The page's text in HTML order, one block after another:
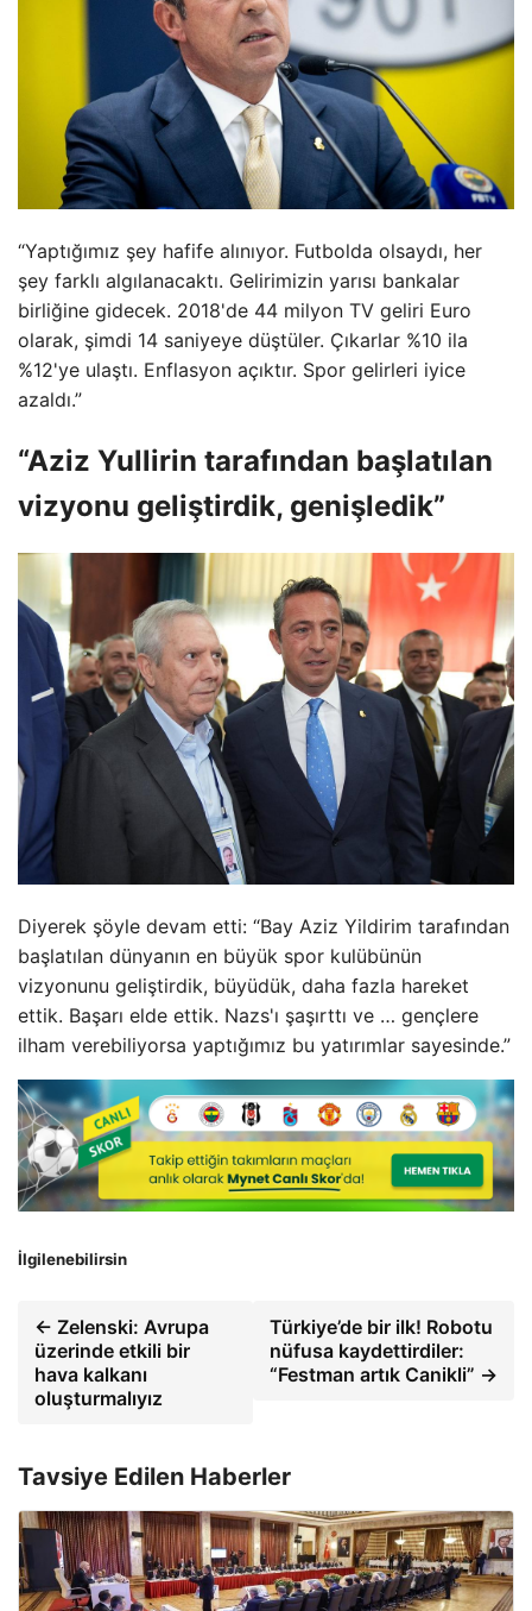
“Yaptığımız şey hafife alınıyor. Futbolda olsaydı, her
şey farklı algılanacaktı. Gelirimizin yarısı bankalar
birliğine gidecek. 2018'de 44 milyon TV geliri Euro
olarak, şimdi 14 saniyeye düştüler. Çıkarlar %10 ila
%12'ye ulaştı. Enflasyon açıktır. Spor gelirleri iyice
azaldı.”
“Aziz Yullirin tarafından başlatılan
vizyonu geliştirdik, genişledik”
Diyerek şöyle devam etti: “Bay Aziz Yildirim tarafından
başlatılan dünyanın en büyük spor kulübünün
vizyonunu geliştirdik, büyüdük, daha fazla hareket
ettik. Başarı elde ettik. Nazs'ı şaşırttı ve … gençlere
ilham verebiliyorsa yaptığımız bu yatırımlar sayesinde.”
İlgilenebilirsin
← Zelenski: Avrupa
üzerinde etkili bir
hava kalkanı
oluşturmalıyız
Türkiye’de bir ilk! Robotu
nüfusa kaydettirdiler:
“Festman artık Canikli” →
Tavsiye Edilen Haberler